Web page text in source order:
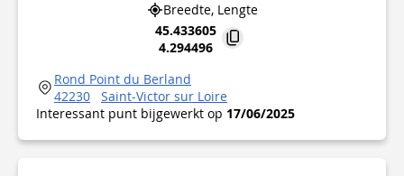
Breedte, Lengte
45.433605
4.294496
Rond Point du Berland
42230
Saint-Victor sur Loire
Interessant punt bijgewerkt op 17/06/2025